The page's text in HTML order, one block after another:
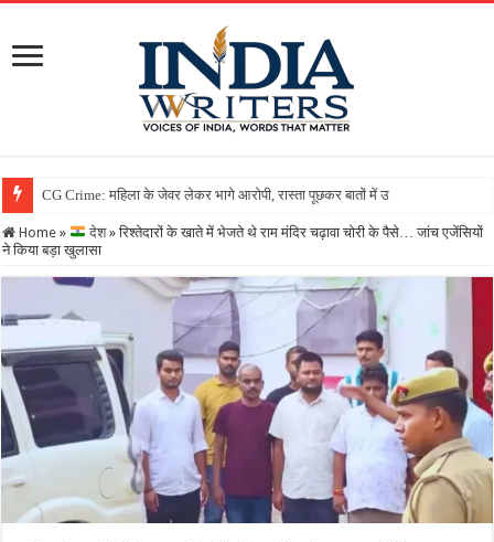
Home » देश » रिश्तेदारों के खाते में भेजते थे राम मंदिर चढ़ावा चोरी के पैसे… जांच एजेंसियों
ने किया बड़ा खुलासा